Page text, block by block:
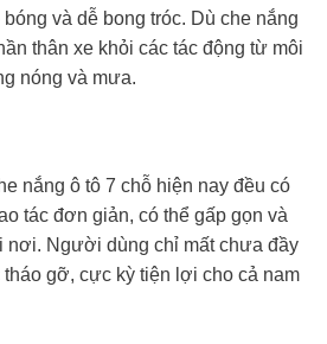
và dễ bong tróc. Dù che nắng
thân xe khỏi các tác động từ môi
nóng và mưa.
nắng ô tô 7 chỗ hiện nay đều có
tác đơn giản, có thể gấp gọn và
nơi. Người dùng chỉ mất chưa đầy
tháo gỡ, cực kỳ tiện lợi cho cả nam